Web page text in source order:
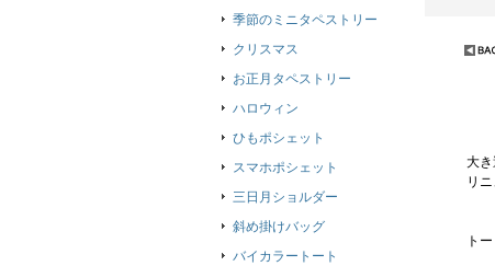
大
リ
ト
季節のミニタペストリー
クリスマス
お正月タペストリー
ハロウィン
ひもポシェット
スマホポシェット
三日月ショルダー
斜め掛けバッグ
バイカラートート